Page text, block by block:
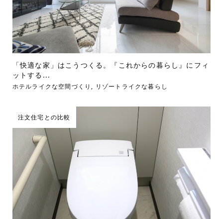
「快適な家」はこうつくる。『これからの暮らし』にフィ
ットする...
ホテルライクな空間づくり , リゾートライクな暮らし
注文住宅との比較